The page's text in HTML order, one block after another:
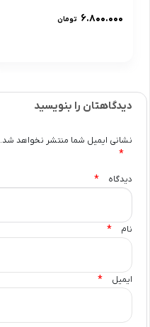
۶.۸۰۰.۰۰۰ تومان
دیدگاهتان را بنویسید
نشانی ایمیل شما منتشر نخواهد شد.
*
دیدگاه *
نام *
ایمیل *